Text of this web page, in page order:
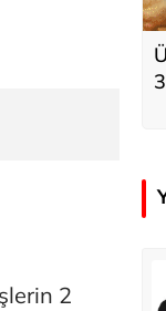
2
de mesaj...